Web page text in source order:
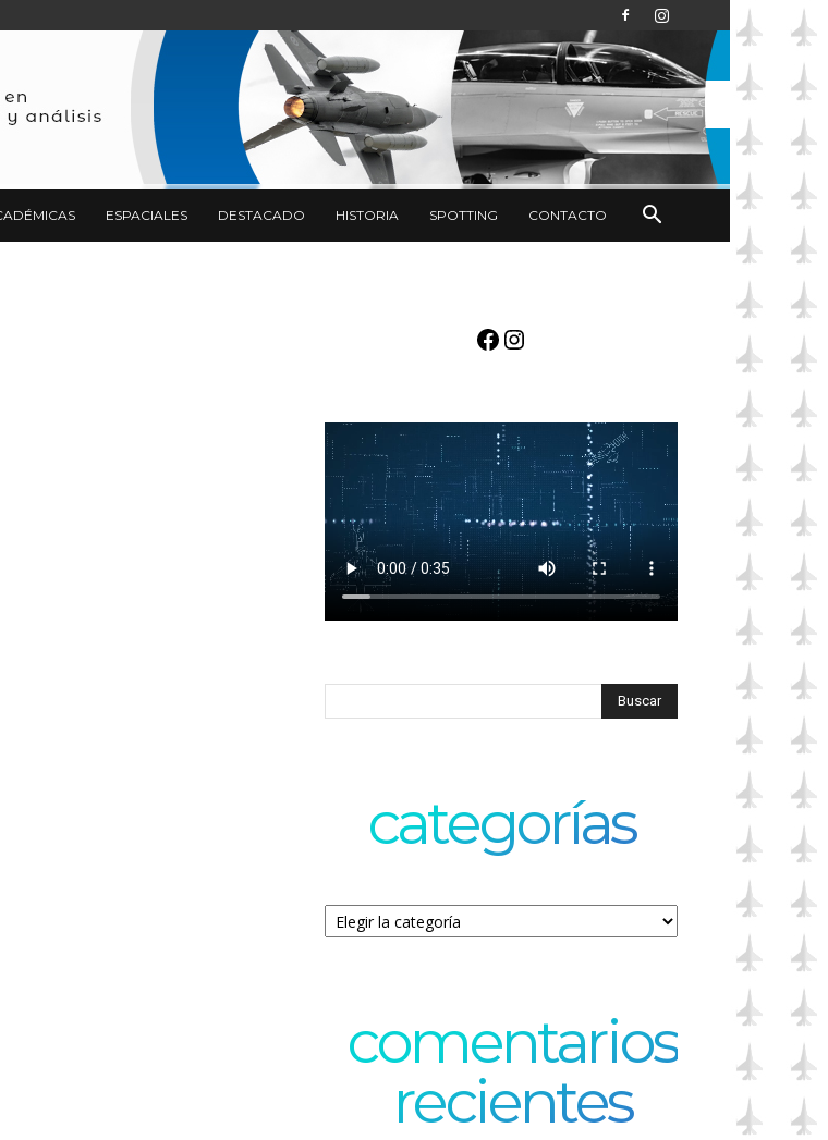
ESPACIALES DESTACADO HISTORIA SPOTTING CONTACTO
Facebook
Instagram
categorías
Categorías
comentarios
recientes